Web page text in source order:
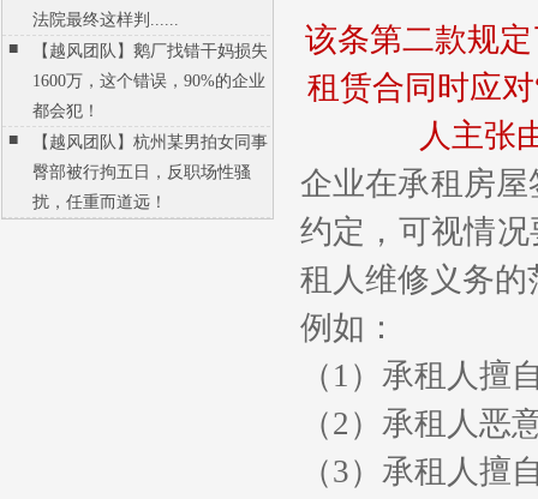
法院最终这样判......
■
【越风团队】鹅厂找错干妈损失
1600万，这个错误，90%的企业
都会犯！
■
【越风团队】杭州某男拍女同事
臀部被行拘五日，反职场性骚
扰，任重而道远！
该条第二款规
租赁合同时应对
人主张
企业在承租房
约定，可视情
租人维修义务的
例如：
（ 1 ）承租人擅
（2 ）承租人恶
（3）承租人擅